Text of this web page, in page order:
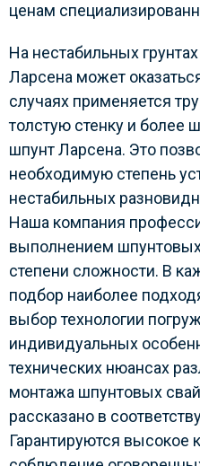
ценам
На нестабильных
Ларсена может
случаях применяется
толстую стенку и более
шпунт Ларсена. Это
необходимую степень
нестабильных
Наша компания
выполнением
степени сложности. В
подбор наиболее
выбор технологии
индивидуальных
технических нюансах
монтажа шпунтовых
рассказано в
Гарантируются высокое